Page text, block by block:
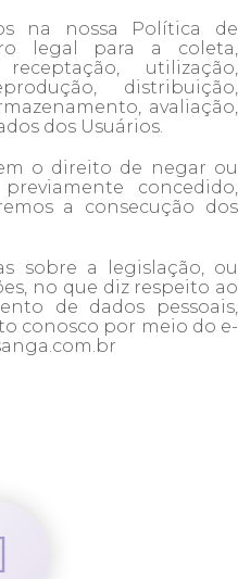
na nossa Política de
legal para a coleta,
utilização,
distribuição,
avaliação,
dos Usuários.
o direito de negar ou
concedido,
a consecução dos
sobre a legislação, ou
no que diz respeito ao
de dados pessoais,
conosco por meio do e-